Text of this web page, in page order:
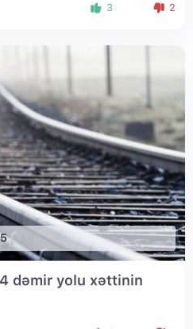
3 2
dəmir yolu xəttinin